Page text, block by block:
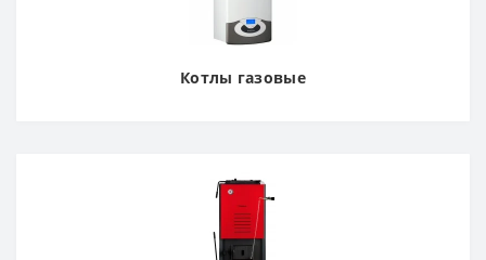
Котлы газовые